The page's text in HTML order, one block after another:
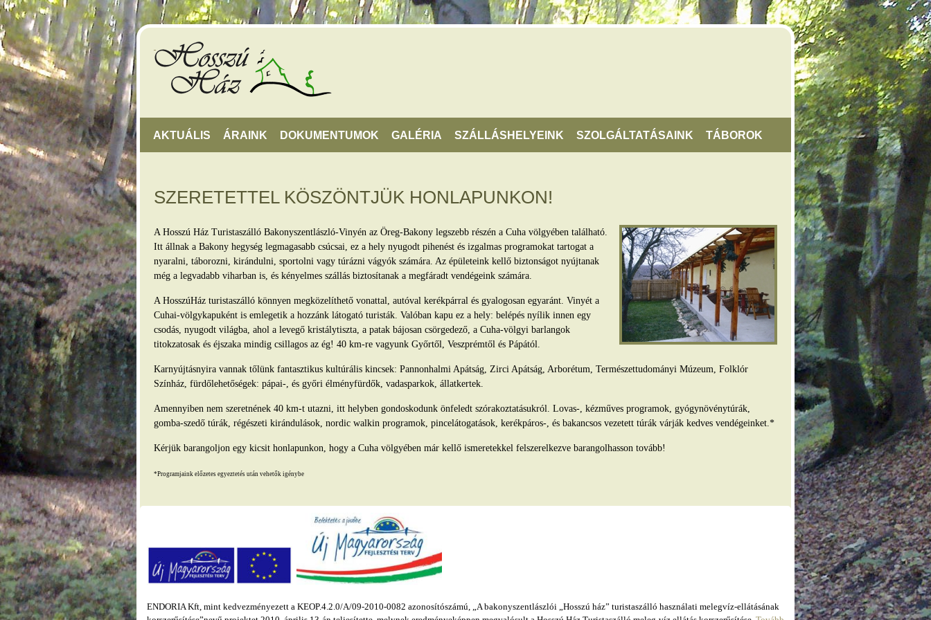
AKTUÁLIS ÁRAINK DOKUMENTUMOK GALÉRIA SZÁLLÁSHELYEINK SZOLGÁLTATÁSAINK TÁBOROK
SZERETETTEL KÖSZÖNTJÜK HONLAPUNKON!
A Hosszú Ház Turistaszálló Bakonyszentlászló-Vinyén az Öreg-Bakony legszebb részén a Cuha völgyében található.
Itt állnak a Bakony hegység legmagasabb csúcsai, ez a hely nyugodt pihenést és izgalmas programokat tartogat a
nyaralni, táborozni, kirándulni, sportolni vagy túrázni vágyók számára. Az épületeink kellő biztonságot nyújtanak
még a legvadabb viharban is, és kényelmes szállás biztosítanak a megfáradt vendégeink számára.
A HosszúHáz turistaszálló könnyen megközelíthető vonattal, autóval kerékpárral és gyalogosan egyaránt. Vinyét a
Cuhai-völgykapuként is emlegetik a hozzánk látogató turisták. Valóban kapu ez a hely: belépés nyílik innen egy
csodás, nyugodt világba, ahol a levegő kristálytiszta, a patak bájosan csörgedező, a Cuha-völgyi barlangok
titokzatosak és éjszaka mindig csillagos az ég! 40 km-re vagyunk Győrtől, Veszprémtől és Pápától.
Karnyújtásnyira vannak tőlünk fantasztikus kultúrális kincsek: Pannonhalmi Apátság, Zirci Apátság, Arborétum, Természettudományi Múzeum, Folklór
Színház, fürdőlehetőségek: pápai-, és győri élményfürdők, vadasparkok, állatkertek.
Amennyiben nem szeretnének 40 km-t utazni, itt helyben gondoskodunk önfeledt szórakoztatásukról. Lovas-, kézműves programok, gyógynövénytúrák,
gomba-szedő túrák, régészeti kirándulások, nordic walkin programok, pincelátogatások, kerékpáros-, és bakancsos vezetett túrák várják kedves vendégeinket.*
Kérjük barangoljon egy kicsit honlapunkon, hogy a Cuha völgyében már kellő ismeretekkel felszerelkezve barangolhasson tovább!
*Programjaink előzetes egyeztetés után vehetők igénybe
ENDORIA Kft, mint kedvezményezett a KEOP.4.2.0/A/09-2010-0082 azonosítószámú, „A bakonyszentlászlói „Hosszú ház” turistaszálló használati melegvíz-ellátásának